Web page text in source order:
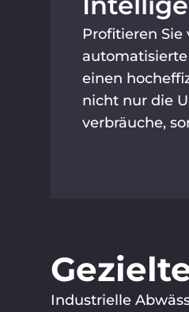
Profitieren
einen
nicht nur die
verbräuche,
Industrielle